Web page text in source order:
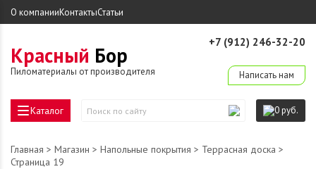
О компанииКонтактыСтатьи
Красный Бор
Пиломатериалы от производителя
+7 (912) 246-32-20
Написать нам
Каталог
Поиск
сайту
0 руб.
Главная > Магазин > Напольные покрытия > Террасная доска >
Страница 19